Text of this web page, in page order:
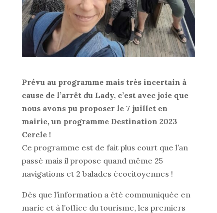
Prévu au programme mais très incertain à
cause de l’arrêt du Lady, c’est avec joie que
nous avons pu proposer le 7 juillet en
mairie, un programme Destination 2023
Cercle !
Ce programme est de fait plus court que l’an
passé mais il propose quand même 25
navigations et 2 balades écocitoyennes !
Dès que l’information a été communiquée en
marie et à l’office du tourisme, les premiers